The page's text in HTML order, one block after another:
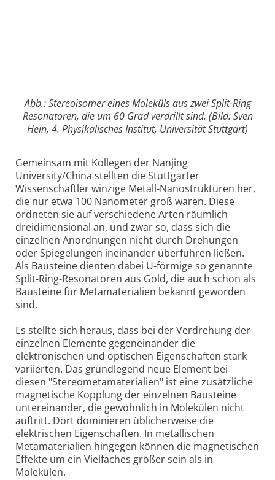
Abb.: Stereoisomer eines Moleküls aus zwei Split-Ring
Resonatoren, die um 60 Grad verdrillt sind. (Bild: Sven
Hein, 4. Physikalisches Institut, Universität Stuttgart)
Gemeinsam mit Kollegen der Nanjing
University/China stellten die Stuttgarter
Wissenschaftler winzige Metall-Nanostrukturen her,
die nur etwa 100 Nanometer groß waren. Diese
ordneten sie auf verschiedene Arten räumlich
dreidimensional an, und zwar so, dass sich die
einzelnen Anordnungen nicht durch Drehungen
oder Spiegelungen ineinander überführen ließen.
Als Bausteine dienten dabei U-förmige so genannte
Split-Ring-Resonatoren aus Gold, die auch schon als
Bausteine für Metamaterialien bekannt geworden
sind.
Es stellte sich heraus, dass bei der Verdrehung der
einzelnen Elemente gegeneinander die
elektronischen und optischen Eigenschaften stark
variierten. Das grundlegend neue Element bei
diesen "Stereometamaterialien" ist eine zusätzliche
magnetische Kopplung der einzelnen Bausteine
untereinander, die gewöhnlich in Molekülen nicht
auftritt. Dort dominieren üblicherweise die
elektrischen Eigenschaften. In metallischen
Metamaterialien hingegen können die magnetischen
Effekte um ein Vielfaches größer sein als in
Molekülen.